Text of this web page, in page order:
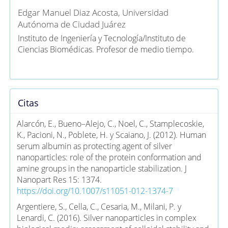
Edgar Manuel Diaz Acosta, Universidad
Autónoma de Ciudad Juárez
Instituto de Ingeniería y Tecnología/Instituto de
Ciencias Biomédicas. Profesor de medio tiempo.
Citas
Alarcón, E., Bueno–Alejo, C., Noel, C., Stamplecoskie,
K., Pacioni, N., Poblete, H. y Scaiano, J. (2012). Human
serum albumin as protecting agent of silver
nanoparticles: role of the protein conformation and
amine groups in the nanoparticle stabilization. J
Nanopart Res 15: 1374.
https://doi.org/10.1007/s11051-012-1374-7
Argentiere, S., Cella, C., Cesaria, M., Milani, P. y
Lenardi, C. (2016). Silver nanoparticles in complex